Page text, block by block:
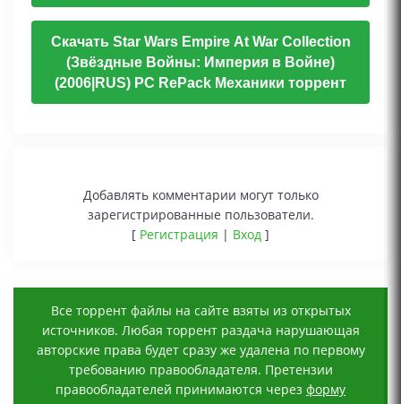
Скачать Star Wars Empire At War Collection
(Звёздные Войны: Империя в Войне)
(2006|RUS) PC RePack Механики торрент
Добавлять комментарии могут только
зарегистрированные пользователи.
[ Регистрация | Вход ]
Все торрент файлы на сайте взяты из открытых
источников. Любая торрент раздача нарушающая
авторские права будет сразу же удалена по первому
требованию правообладателя. Претензии
правообладателей принимаются через форму